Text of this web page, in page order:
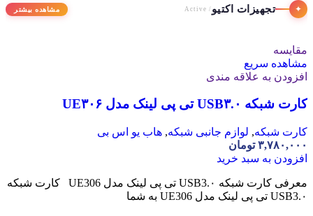
✦ تجهیزات اکتیو / Active مشاهده بیشتر
مقایسه
مشاهده سریع
افزودن به علاقه مندی
کارت شبکه USB۳.۰ تی پی لینک مدل UE۳۰۶
کارت شبکه, لوازم جانبی شبکه, هاب یو اس بی
۳,۷۸۰,۰۰۰ تومان
افزودن به سبد خرید
معرفی کارت شبکه USB3.۰ تی پی لینک مدل UE306 کارت شبکه
USB3.۰ تی پی لینک مدل UE306 به شما